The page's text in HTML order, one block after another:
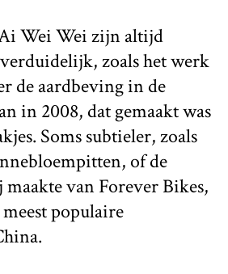
Wei Wei zijn altijd
zoals het werk
de aardbeving in de
in 2008, dat gemaakt was
Soms subtieler, zoals
of de
van Forever Bikes,
populaire